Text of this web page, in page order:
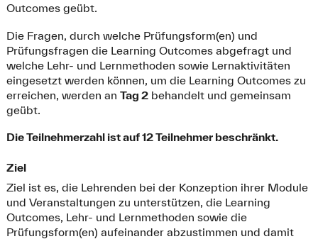
Outcomes geübt.
Die Fragen, durch welche Prüfungsform(en) und
Prüfungsfragen die Learning Outcomes abgefragt und
welche Lehr- und Lernmethoden sowie Lernaktivitäten
eingesetzt werden können, um die Learning Outcomes zu
erreichen, werden an Tag 2behandelt und gemeinsam
geübt.
Die Teilnehmerzahl ist auf 12 Teilnehmer beschränkt.
Ziel
Ziel ist es, die Lehrenden bei der Konzeption ihrer Module
und Veranstaltungen zu unterstützen, die Learning
Outcomes, Lehr- und Lernmethoden sowie die
Prüfungsform(en) aufeinander abzustimmen und damit